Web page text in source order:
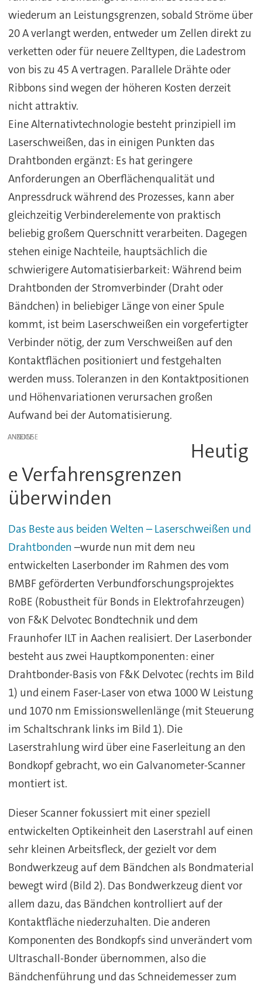
wiederum an Leistungsgrenzen, sobald Ströme über
20 A verlangt werden, entweder um Zellen direkt zu
verketten oder für neuere Zelltypen, die Ladestrom
von bis zu 45 A vertragen. Parallele Drähte oder
Ribbons sind wegen der höheren Kosten derzeit
nicht attraktiv.
Eine Alternativtechnologie besteht prinzipiell im
Laserschweißen, das in einigen Punkten das
Drahtbonden ergänzt: Es hat geringere
Anforderungen an Oberflächenqualität und
Anpressdruck während des Prozesses, kann aber
gleichzeitig Verbinderelemente von praktisch
beliebig großem Querschnitt verarbeiten. Dagegen
stehen einige Nachteile, hauptsächlich die
schwierigere Automatisierbarkeit: Während beim
Drahtbonden der Stromverbinder (Draht oder
Bändchen) in beliebiger Länge von einer Spule
kommt, ist beim Laserschweißen ein vorgefertigter
Verbinder nötig, der zum Verschweißen auf den
Kontaktflächen positioniert und festgehalten
werden muss. Toleranzen in den Kontaktpositionen
und Höhenvariationen verursachen großen
Aufwand bei der Automatisierung.
ANZEIGE
Heutig
e Verfahrensgrenzen
überwinden
Das Beste aus beiden Welten – Laserschweißen und
Drahtbonden –wurde nun mit dem neu
entwickelten Laserbonder im Rahmen des vom
BMBF geförderten Verbundforschungsprojektes
RoBE (Robustheit für Bonds in Elektrofahrzeugen)
von F&K Delvotec Bondtechnik und dem
Fraunhofer ILT in Aachen realisiert. Der Laserbonder
besteht aus zwei Hauptkomponenten: einer
Drahtbonder-Basis von F&K Delvotec (rechts im Bild
1) und einem Faser-Laser von etwa 1000 W Leistung
und 1070 nm Emissionswellenlänge (mit Steuerung
im Schaltschrank links im Bild 1). Die
Laserstrahlung wird über eine Faserleitung an den
Bondkopf gebracht, wo ein Galvanometer-Scanner
montiert ist.
Dieser Scanner fokussiert mit einer speziell
entwickelten Optikeinheit den Laserstrahl auf einen
sehr kleinen Arbeitsfleck, der gezielt vor dem
Bondwerkzeug auf dem Bändchen als Bondmaterial
bewegt wird (Bild 2). Das Bondwerkzeug dient vor
allem dazu, das Bändchen kontrolliert auf der
Kontaktfläche niederzuhalten. Die anderen
Komponenten des Bondkopfs sind unverändert vom
Ultraschall-Bonder übernommen, also die
Bändchenführung und das Schneidemesser zum